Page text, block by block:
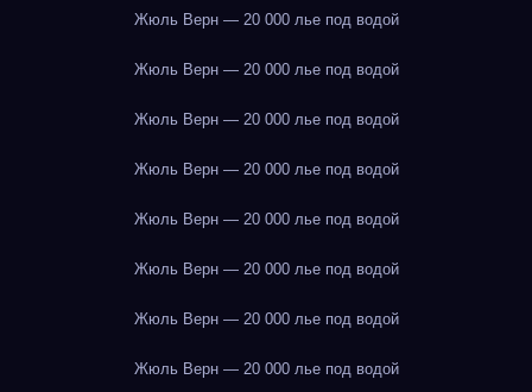
Жюль Верн — 20 000 лье под водой
Жюль Верн — 20 000 лье под водой
Жюль Верн — 20 000 лье под водой
Жюль Верн — 20 000 лье под водой
Жюль Верн — 20 000 лье под водой
Жюль Верн — 20 000 лье под водой
Жюль Верн — 20 000 лье под водой
Жюль Верн — 20 000 лье под водой